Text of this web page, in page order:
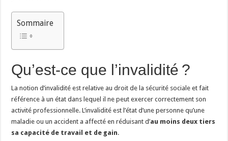
Sommaire
Qu’est-ce que l’invalidité ?
La notion d’invalidité est relative au droit de la sécurité sociale et fait
référence à un état dans lequel il ne peut exercer correctement son
activité professionnelle. L’invalidité est l’état d’une personne qu’une
maladie ou un accident a affecté en réduisant d’au moins deux tiers
sa capacité de travail et de gain.